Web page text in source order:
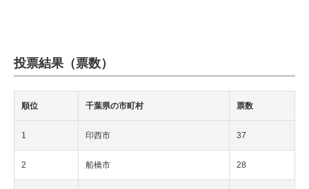
投票結果（票数）
順位 千葉県の市町村 票数
1 印西市 37
2 船橋市 28